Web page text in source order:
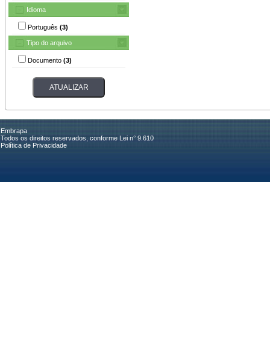
Idioma
Português (3)
Tipo do arquivo
Documento (3)
Embrapa
Todos os direitos reservados, conforme Lei n° 9.610
Política de Privacidade